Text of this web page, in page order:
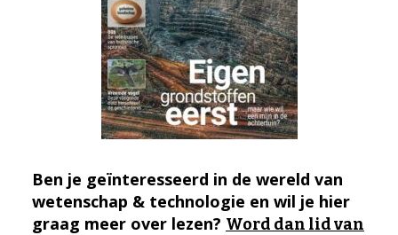
Ben je geïnteresseerd in de wereld van
wetenschap & technologie en wil je hier
graag meer over lezen? Word dan lid van